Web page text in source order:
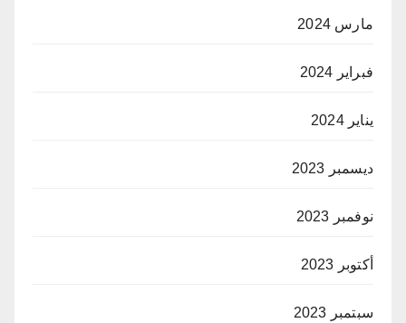
مارس 2024
فبراير 2024
يناير 2024
ديسمبر 2023
نوفمبر 2023
أكتوبر 2023
سبتمبر 2023